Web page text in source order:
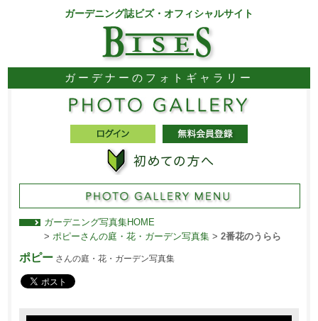
ガーデニング誌ビズ・オフィシャルサイト
ガーデナーのフォトギャラリー
ガーデニング写真集HOME
> ポピーさんの庭・花・ガーデン写真集> 2番花のうらら
ポピーさんの庭・花・ガーデン写真集